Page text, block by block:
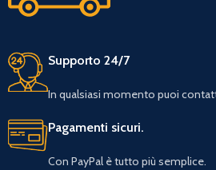
Supporto 24/7
In qualsiasi momento puoi
Pagamenti sicuri.
Con PayPal è tutto più semplice.